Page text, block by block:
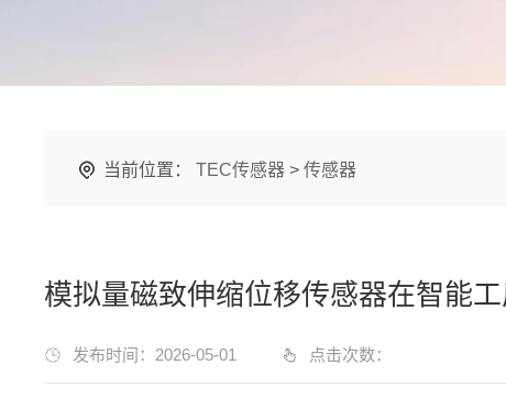
当前位置： TEC传感器 > 传感器
模拟量磁致伸缩位移传感器在智能工
发布时间：2026-05-01 点击次数：